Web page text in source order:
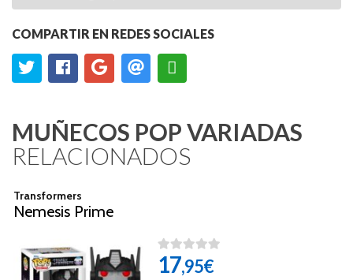
COMPARTIR EN REDES SOCIALES
MUÑECOS POP VARIADAS
RELACIONADOS
Transformers
Nemesis Prime
17,95€